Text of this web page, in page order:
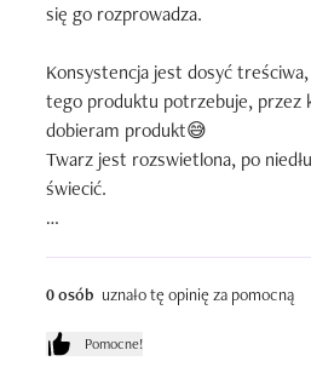
się go rozprowadza.
Konsystencja jest dosyć
tego produktu potrzebuje, przez
dobieram produkt😅
Twarz jest rozswietlona, po
świecić.
Opakowanie jest bardzo ładne
przyznam ze to właśnie dlatego
0 osób uznało tę opinię za pomocną
Pomocne!